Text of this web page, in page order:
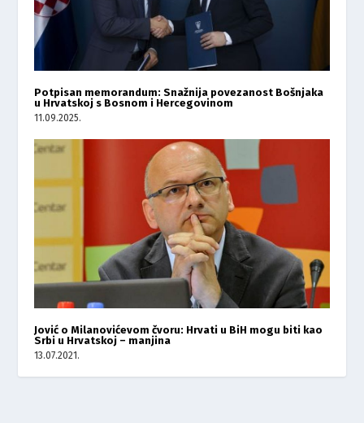
Potpisan memorandum: Snažnija povezanost Bošnjaka
u Hrvatskoj s Bosnom i Hercegovinom
11.09.2025.
Jović o Milanovićevom čvoru: Hrvati u BiH mogu biti kao
Srbi u Hrvatskoj – manjina
13.07.2021.